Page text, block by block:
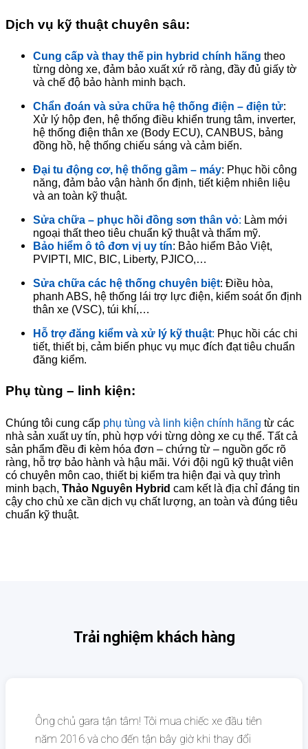
Dịch vụ kỹ thuật chuyên sâu:
Cung cấp và thay thế pin hybrid chính hãng theo
từng dòng xe, đảm bảo xuất xứ rõ ràng, đầy đủ giấy tờ
và chế độ bảo hành minh bạch.
Chẩn đoán và sửa chữa hệ thống điện – điện tử:
Xử lý hộp đen, hệ thống điều khiển trung tâm, inverter,
hệ thống điện thân xe (Body ECU), CANBUS, bảng
đồng hồ, hệ thống chiếu sáng và cảm biến.
Đại tu động cơ, hệ thống gầm – máy: Phục hồi công
năng, đảm bảo vận hành ổn định, tiết kiệm nhiên liệu
và an toàn kỹ thuật.
Sửa chữa – phục hồi đồng sơn thân vỏ: Làm mới
ngoại thất theo tiêu chuẩn kỹ thuật và thẩm mỹ.
Bảo hiểm ô tô đơn vị uy tín: Bảo hiểm Bảo Việt,
PVIPTI, MIC, BIC, Liberty, PJICO,…
Sửa chữa các hệ thống chuyên biệt: Điều hòa,
phanh ABS, hệ thống lái trợ lực điện, kiểm soát ổn định
thân xe (VSC), túi khí,…
Hỗ trợ đăng kiểm và xử lý kỹ thuật: Phục hồi các chi
tiết, thiết bị, cảm biến phục vụ mục đích đạt tiêu chuẩn
đăng kiểm.
Phụ tùng – linh kiện:
Chúng tôi cung cấp phụ tùng và linh kiện chính hãng từ các
nhà sản xuất uy tín, phù hợp với từng dòng xe cụ thể. Tất cả
sản phẩm đều đi kèm hóa đơn – chứng từ – nguồn gốc rõ
ràng, hỗ trợ bảo hành và hậu mãi. Với đội ngũ kỹ thuật viên
có chuyên môn cao, thiết bị kiểm tra hiện đại và quy trình
minh bạch, Thảo Nguyên Hybrid cam kết là địa chỉ đáng tin
cậy cho chủ xe cần dịch vụ chất lượng, an toàn và đúng tiêu
chuẩn kỹ thuật.
Trải nghiệm khách hàng
Ông chủ gara tận tâm! Tôi mua chiếc xe đầu tiên
năm 2016 và cho đến tận bây giờ khi thay đổi